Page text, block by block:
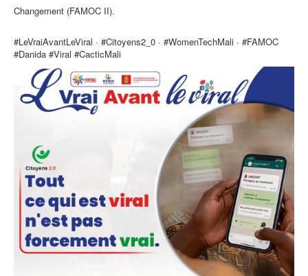
Changement (FAMOC II).
#LeVraiAvantLeViral · #Citoyens2_0 · #WomenTechMali · #FAMOC
#Danida #Viral #CacticMali